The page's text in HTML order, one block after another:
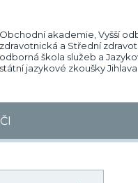
Obchodní akademie, Vyšší
zdravotnická a Střední
odborná škola služeb a
státní jazykové zkoušky Jihlava